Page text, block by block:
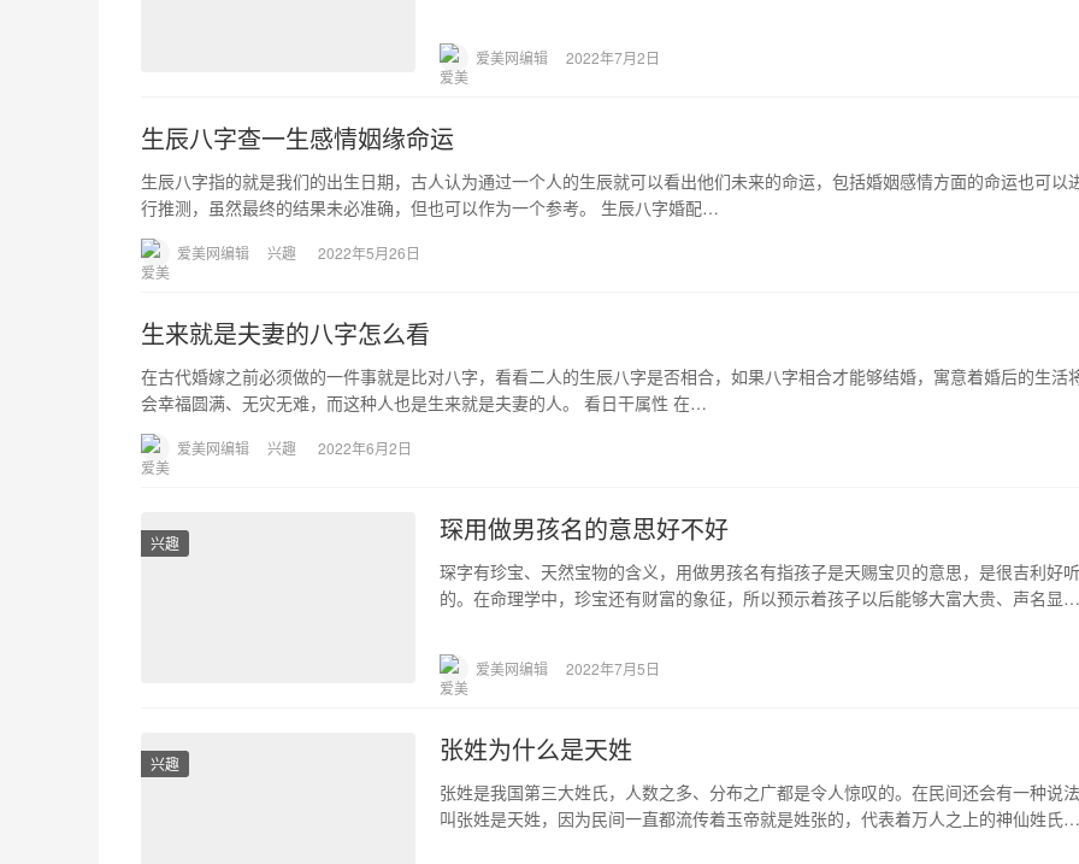
爱美网编辑 2022年7月2日
生辰八字查一生感情姻缘命运
生辰八字指的就是我们的出生日期，古人认为通过一个人的生辰就可以看出他们未来的命运，包括婚姻感情方面的命运也可以
行推测，虽然最终的结果未必准确，但也可以作为一个参考。 生辰八字婚配…
爱美网编辑 兴趣 2022年5月26日
生来就是夫妻的八字怎么看
在古代婚嫁之前必须做的一件事就是比对八字，看看二人的生辰八字是否相合，如果八字相合才能够结婚，寓意着婚后的生活
会幸福圆满、无灾无难，而这种人也是生来就是夫妻的人。 看日干属性 在…
爱美网编辑 兴趣 2022年6月2日
兴趣 琛用做男孩名的意思好不好
琛字有珍宝、天然宝物的含义，用做男孩名有指孩子是天赐宝贝的意思，是很吉利好听
的。在命理学中，珍宝还有财富的象征，所以预示着孩子以后能够大富大贵、声名显
爱美网编辑 2022年7月5日
兴趣 张姓为什么是天姓
张姓是我国第三大姓氏，人数之多、分布之广都是令人惊叹的。在民间还会有一种说法
叫张姓是天姓，因为民间一直都流传着玉帝就是姓张的，代表着万人之上的神仙姓氏。